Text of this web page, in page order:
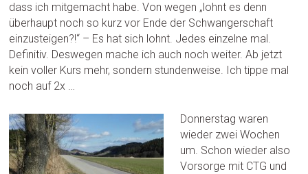
dass ich mitgemacht habe. Von wegen „lohnt es denn
überhaupt noch so kurz vor Ende der Schwangerschaft
einzusteigen?!“ – Es hat sich lohnt. Jedes einzelne mal.
Definitiv. Deswegen mache ich auch noch weiter. Ab jetzt
kein voller Kurs mehr, sondern stundenweise. Ich tippe mal
noch auf 2x …
Donnerstag waren
wieder zwei Wochen
um. Schon wieder also
Vorsorge mit CTG und